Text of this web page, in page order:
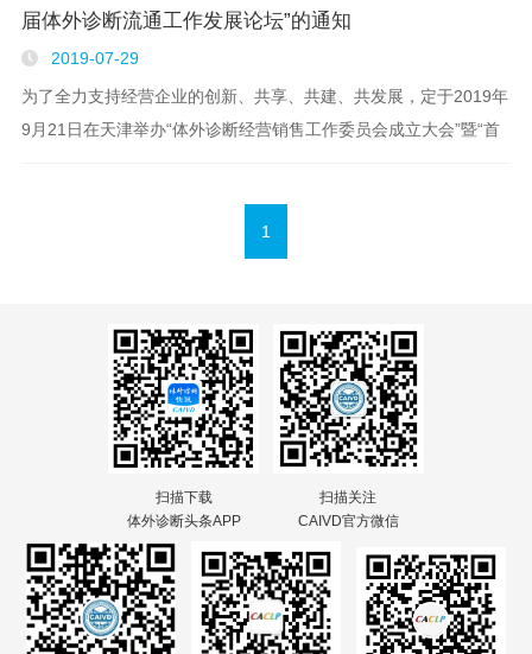
届体外诊断流通工作发展论坛”的通知
2019-07-29
为了全力支持经营企业的创新、共享、共建、共发展，定于2019年
9月21日在天津举办“体外诊断经营销售工作委员会成立大会”暨“首
1
扫描下载
体外诊断头条APP
扫描关注
CAIVD官方微信